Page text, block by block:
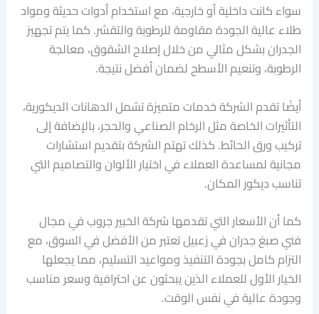
سواء كانت داخلية أو خارجية، مع استخدام أدوات حديثة ومواد
طلاء عالية الجودة مقاومة للرطوبة والتقشر. كما يتم تجهيز
الجدران بشكل مثالي من خلال إصلاح الشقوق، معالجة
الرطوبة، وتنعيم الأسطح لضمان أفضل نتيجة.
أيضًا تقدم الشركة خدمات متميزة تشمل الدهانات الديكورية،
التأثيرات الخاصة مثل الرخام الصناعي والحجر، بالإضافة إلى
تركيب ورق الحائط. كذلك تهتم الشركة بتقديم استشارات
مجانية لمساعدة العملاء في اختيار الألوان والتصاميم التي
تناسب ديكور المكان.
كما أن الأسعار التي تقدمها شركة الخبير جروب في مجال
فني صبغ جدران في زعبيل تعتبر من الأفضل في السوق، مع
التزام كامل بجودة التنفيذ ومواعيد التسليم، مما يجعلها
الخيار الأول للعملاء الذين يبحثون عن احترافية وسعر مناسب
وجودة عالية في نفس الوقت.